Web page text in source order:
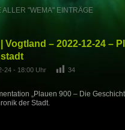
ALLER "WEMA" EINTRÄGE
Vogtland – 2022-12-24 –
24 - 18:00 Uhr 34
„Plauen 900 – Die
der Stadt.